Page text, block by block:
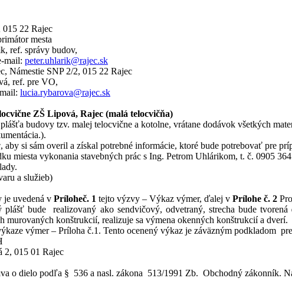
22 Rajec
mesta
ref. správy budov,
peter.uhlarik@rajec.sk
SNP 2/2, 015 22 Rajec
pre VO,
lucia.rybarova@rajec.sk
ZŠ Lipová, Rajec (malá telocvičňa)
budovy tzv. malej telocvične a kotolne, vrátane dodávok všetkých
, aby si sám overil a získal potrebné informácie, ktoré bude potrebovať pre
miesta vykonania stavebných prác s Ing. Petrom Uhlárikom, t. č. 0905
a služieb)
je uvedená v Príloheč. 1 tejto výzvy – Výkaz výmer, ďalej v Prílohe č. 2
bude realizovaný ako sendvičový, odvetraný, strecha bude
murovaných konštrukcií, realizuje sa výmena okenných konštrukcií a dverí.
výmer – Príloha č.1. Tento ocenený výkaz je záväzným podkladom
2, 015 01 Rajec
o dielo podľa § 536 a nasl. zákona 513/1991 Zb. Obchodný zákonník.